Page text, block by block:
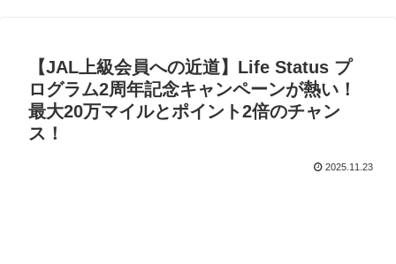
【JAL上級会員への近道】Life Status プ
ログラム2周年記念キャンペーンが熱い！
最大20万マイルとポイント2倍のチャン
ス！
2025.11.23